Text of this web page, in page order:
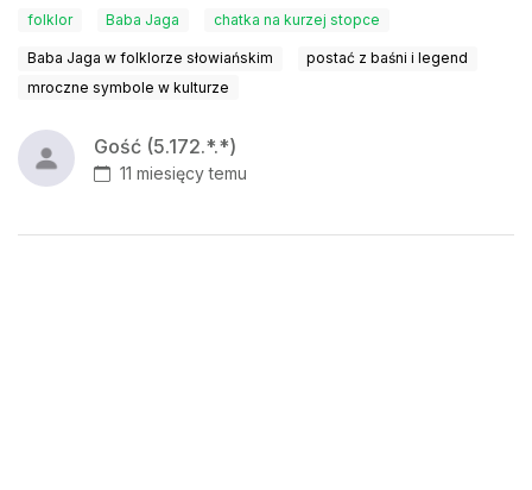
folklor Baba Jaga chatka na kurzej stopce
Baba Jaga w folklorze słowiańskim
postać z baśni i legend
mroczne symbole w kulturze
Gość (5.172.*.*)
11 miesięcy temu